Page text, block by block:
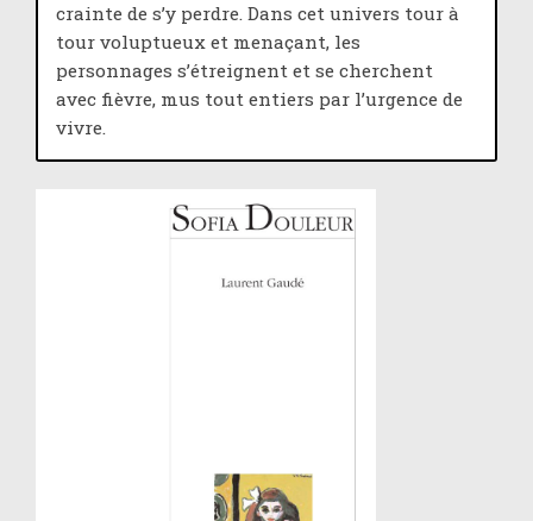
crainte de s’y perdre. Dans cet univers tour à
tour voluptueux et menaçant, les
personnages s’étreignent et se cherchent
avec fièvre, mus tout entiers par l’urgence de
vivre.